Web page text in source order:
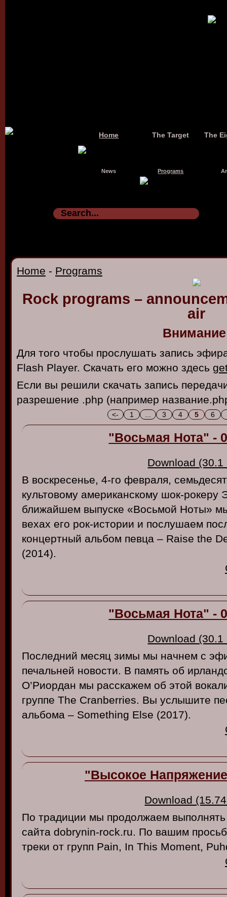
Home The Target The
News Programs
Home - Programs
Rock programs –
air
Для того чтобы прослушать запись
Flash Player. Скачать его можно здесь
Если вы решили скачать запись
разрешение .php (например
<- 1 3 4 5 6
"Восьмая Нота" -
Download (30.1
В воскресенье, 4-го февраля,
культовому американскому шок-рокеру
ближайшем выпуске «Восьмой Ноты»
вехах его рок-истории и послушаем
концертный альбом певца – Raise the
(2014).
"Восьмая Нота" -
Download (30.1
Последний месяц зимы мы начнем с
печальней новости. В память об
О’Риордан мы расскажем об этой
группе The Cranberries. Вы услышите
альбома – Something Else (2017).
"Высокое
Download
По традиции мы продолжаем выполнять
сайта dobrynin-rock.ru. По вашим
треки от групп Pain, In This Moment,